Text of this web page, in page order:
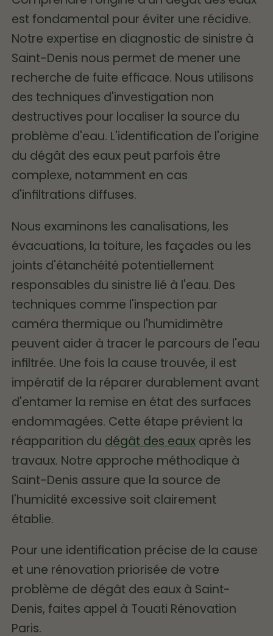
est fondamental pour éviter une récidive.
Notre expertise en diagnostic de sinistre à
Saint-Denis nous permet de mener une
recherche de fuite efficace. Nous utilisons
des techniques d'investigation non
destructives pour localiser la source du
problème d'eau. L'identification de l'origine
du dégât des eaux peut parfois être
complexe, notamment en cas
d'infiltrations diffuses.
Nous examinons les canalisations, les
évacuations, la toiture, les façades ou les
joints d'étanchéité potentiellement
responsables du sinistre lié à l'eau. Des
techniques comme l'inspection par
caméra thermique ou l'humidimètre
peuvent aider à tracer le parcours de l'eau
infiltrée. Une fois la cause trouvée, il est
impératif de la réparer durablement avant
d'entamer la remise en état des surfaces
endommagées. Cette étape prévient la
réapparition du dégât des eaux après les
travaux. Notre approche méthodique à
Saint-Denis assure que la source de
l'humidité excessive soit clairement
établie.
Pour une identification précise de la cause
et une rénovation priorisée de votre
problème de dégât des eaux à Saint-
Denis, faites appel à Touati Rénovation
Paris.